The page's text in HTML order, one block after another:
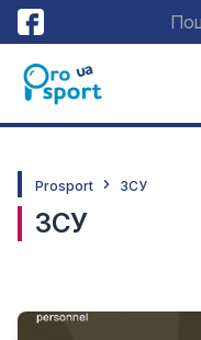
Prosport ЗСУ
ЗСУ